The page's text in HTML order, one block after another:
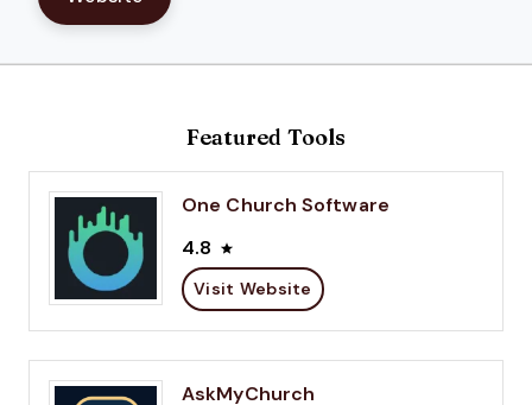
Featured Tools
One Church Software
4.8
Visit Website
AskMyChurch